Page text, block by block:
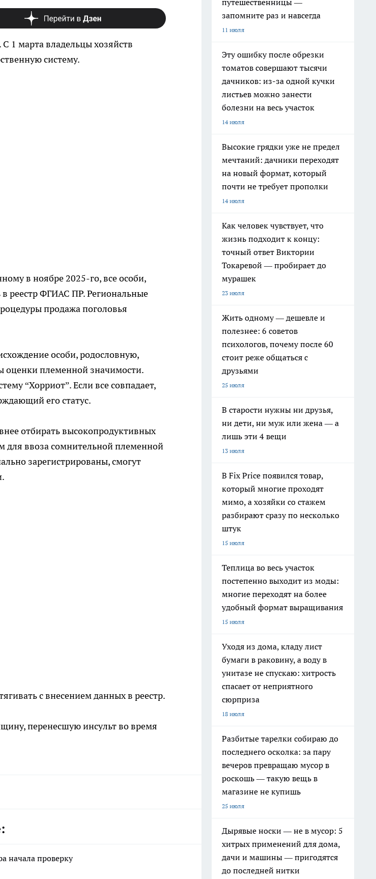
1 марта владельцы хозяйств
систему.
в ноябре 2025-го, все особи,
реестр ФГИАС ПР. Региональные
продажа поголовья
особи, родословную,
оценки племенной значимости.
“Хорриот”. Если все совпадает,
его статус.
отбирать высокопродуктивных
для ввоза сомнительной племенной
зарегистрированы, смогут
с внесением данных в реестр.
перенесшую инсульт во время
начала проверку
путешественницы —
запомните раз и навсегда
11 июля
Эту ошибку после обрезки
томатов совершают тысячи
дачников: из-за одной кучки
листьев можно занести
болезни на весь участок
14 июля
Высокие грядки уже не предел
мечтаний: дачники переходят
на новый формат, который
почти не требует прополки
14 июля
Как человек чувствует, что
жизнь подходит к концу:
точный ответ Виктории
Токаревой — пробирает до
мурашек
23 июля
Жить одному — дешевле и
полезнее: 6 советов
психологов, почему после 60
стоит реже общаться с
друзьями
25 июля
В старости нужны ни друзья,
ни дети, ни муж или жена — а
лишь эти 4 вещи
13 июля
В Fix Price появился товар,
который многие проходят
мимо, а хозяйки со стажем
разбирают сразу по несколько
штук
15 июля
Теплица во весь участок
постепенно выходит из моды:
многие переходят на более
удобный формат выращивания
15 июля
Уходя из дома, кладу лист
бумаги в раковину, а воду в
унитазе не спускаю: хитрость
спасает от неприятного
сюрприза
18 июля
Разбитые тарелки собираю до
последнего осколка: за пару
вечеров превращаю мусор в
роскошь — такую вещь в
магазине не купишь
25 июля
Дырявые носки — не в мусор: 5
хитрых применений для дома,
дачи и машины — пригодятся
до последней нитки